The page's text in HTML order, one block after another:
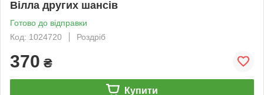
Вілла других шансів
Готово до відправки
Код: 1024720
Роздріб
370 ₴
Купити